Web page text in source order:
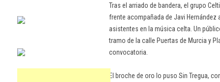
Tras el arriado de bandera, el grupo
frente acompañada de Javi
asistentes en la música celta. Un
tramo de la calle Puertas de Murcia y
convocatoria.
El broche de oro lo puso Sin Tregua,